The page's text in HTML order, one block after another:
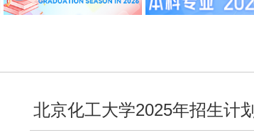
北京化工大学2025年招生计划